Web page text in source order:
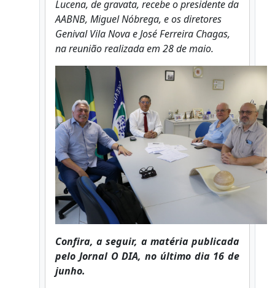
Lucena, de gravata, recebe o presidente da
AABNB, Miguel Nóbrega, e os diretores
Genival Vila Nova e José Ferreira Chagas,
na reunião realizada em 28 de maio.
Confira, a seguir, a matéria publicada
pelo Jornal O DIA, no último dia 16 de
junho.